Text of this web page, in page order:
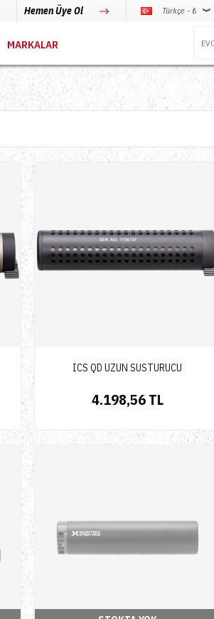
Hemen Üye Ol Türkçe - ₺
MARKALAR
ICS QD UZUN SUSTURUCU
4.198,56 TL